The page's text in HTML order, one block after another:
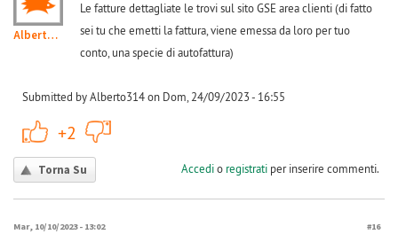
Alberto314
Le fatture dettagliate le trovi sul sito GSE area clienti (di fatto
sei tu che emetti la fattura, viene emessa da loro per tuo
conto, una specie di autofattura)
Submitted by Alberto314 on Dom, 24/09/2023 - 16:55
+2
Torna Su Accedio registratiper inserire commenti.
Mar, 10/10/2023 - 13:02 #16